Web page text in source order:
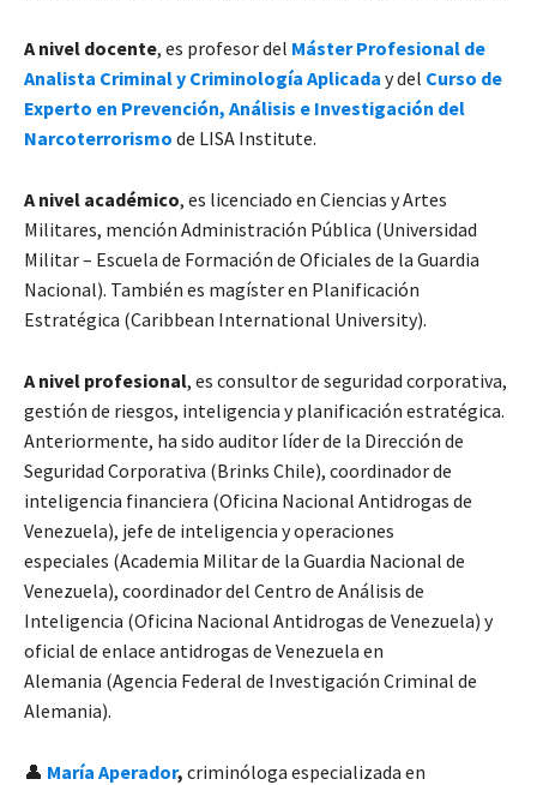
A nivel docente, es profesor del Máster Profesional de
Analista Criminal y Criminología Aplicada y del Curso de
Experto en Prevención, Análisis e Investigación del
Narcoterrorismo de LISA Institute.
A nivel académico, es licenciado en Ciencias y Artes
Militares, mención Administración Pública (Universidad
Militar – Escuela de Formación de Oficiales de la Guardia
Nacional). También es magíster en Planificación
Estratégica (Caribbean International University).
A nivel profesional, es consultor de seguridad corporativa,
gestión de riesgos, inteligencia y planificación estratégica.
Anteriormente, ha sido auditor líder de la Dirección de
Seguridad Corporativa (Brinks Chile), coordinador de
inteligencia financiera (Oficina Nacional Antidrogas de
Venezuela), jefe de inteligencia y operaciones
especiales (Academia Militar de la Guardia Nacional de
Venezuela), coordinador del Centro de Análisis de
Inteligencia (Oficina Nacional Antidrogas de Venezuela) y
oficial de enlace antidrogas de Venezuela en
Alemania (Agencia Federal de Investigación Criminal de
Alemania).
👤 María Aperador, criminóloga especializada en